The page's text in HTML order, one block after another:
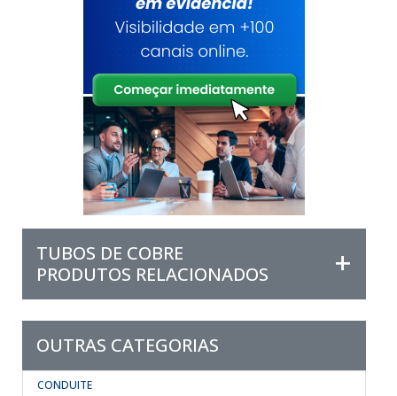
TUBOS DE COBRE
PRODUTOS RELACIONADOS
OUTRAS CATEGORIAS
CONDUITE